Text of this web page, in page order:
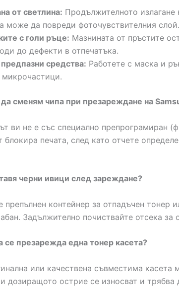
от светлина: Продължителното излагане
може да повреди фоточувствителния слой.
с голи ръце: Мазнината от пръстите
до дефекти в отпечатъка.
средства: Работете с маска и
сменям чипа при презареждане на
ви не е със специално препрограмиран
блокира печата, след като отчете
черни ивици след зареждане?
препълнен контейнер за отпадъчен тонер
Задължително почиствайте отсека за
презарежда една тонер касета?
или качествена съвместима
дозиращото острие се износват и трябва